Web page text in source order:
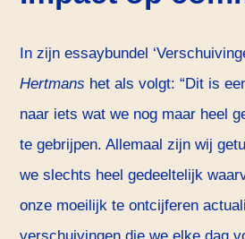
In zijn essaybundel
Hertmans het als volgt: “Dit is
naar iets wat we nog maar heel
te gebrijpen. Allemaal zijn wij
we slechts heel gedeeltelijk
onze moeilijk te ontcijferen